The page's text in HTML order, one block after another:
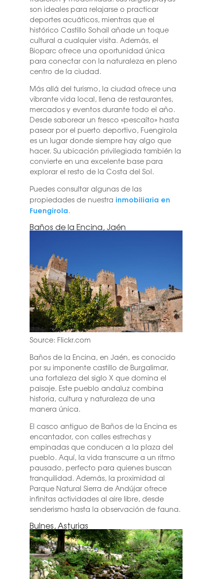
son ideales para relajarse o practicar
deportes acuáticos, mientras que el
histórico Castillo Sohail añade un toque
cultural a cualquier visita. Además, el
Bioparc ofrece una oportunidad única
para conectar con la naturaleza en pleno
centro de la ciudad.
Más allá del turismo, la ciudad ofrece una
vibrante vida local, llena de restaurantes,
mercados y eventos durante todo el año.
Desde saborear un fresco «pescaíto» hasta
pasear por el puerto deportivo, Fuengirola
es un lugar donde siempre hay algo que
hacer. Su ubicación privilegiada también la
convierte en una excelente base para
explorar el resto de la Costa del Sol.
Puedes consultar algunas de las
propiedades de nuestra inmobiliaria en
Fuengirola.
Baños de la Encina, Jaén
Source: Flickr.com
Baños de la Encina, en Jaén, es conocido
por su imponente castillo de Burgalimar,
una fortaleza del siglo X que domina el
paisaje. Este pueblo andaluz combina
historia, cultura y naturaleza de una
manera única.
El casco antiguo de Baños de la Encina es
encantador, con calles estrechas y
empinadas que conducen a la plaza del
pueblo. Aquí, la vida transcurre a un ritmo
pausado, perfecto para quienes buscan
tranquilidad. Además, la proximidad al
Parque Natural Sierra de Andújar ofrece
infinitas actividades al aire libre, desde
senderismo hasta la observación de fauna.
Bulnes, Asturias